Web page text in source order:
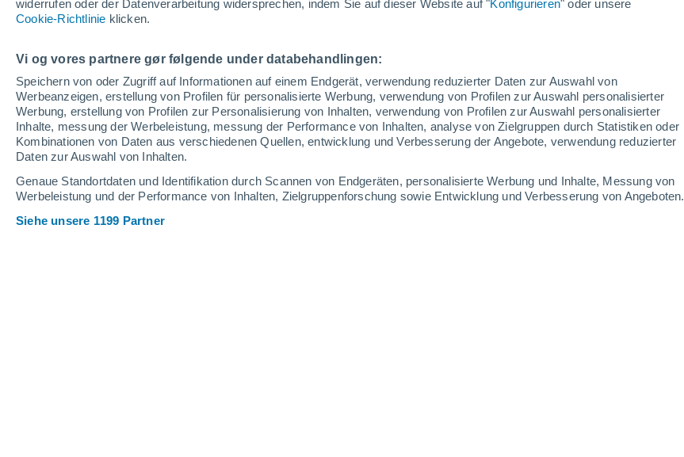
widerrufen oder der Datenverarbeitung widersprechen, indem Sie auf dieser Website auf "Konfigurieren" oder unsere
Cookie-Richtlinie klicken.
Vi og vores partnere gør følgende under databehandlingen:
Speichern von oder Zugriff auf Informationen auf einem Endgerät, verwendung reduzierter Daten zur Auswahl von
Werbeanzeigen, erstellung von Profilen für personalisierte Werbung, verwendung von Profilen zur Auswahl personalisierter
Werbung, erstellung von Profilen zur Personalisierung von Inhalten, verwendung von Profilen zur Auswahl personalisierter
Inhalte, messung der Werbeleistung, messung der Performance von Inhalten, analyse von Zielgruppen durch Statistiken oder
Kombinationen von Daten aus verschiedenen Quellen, entwicklung und Verbesserung der Angebote, verwendung reduzierter
Daten zur Auswahl von Inhalten.
Genaue Standortdaten und Identifikation durch Scannen von Endgeräten, personalisierte Werbung und Inhalte, Messung von
Werbeleistung und der Performance von Inhalten, Zielgruppenforschung sowie Entwicklung und Verbesserung von Angeboten.
Siehe unsere 1199 Partner
32°
Bejuco